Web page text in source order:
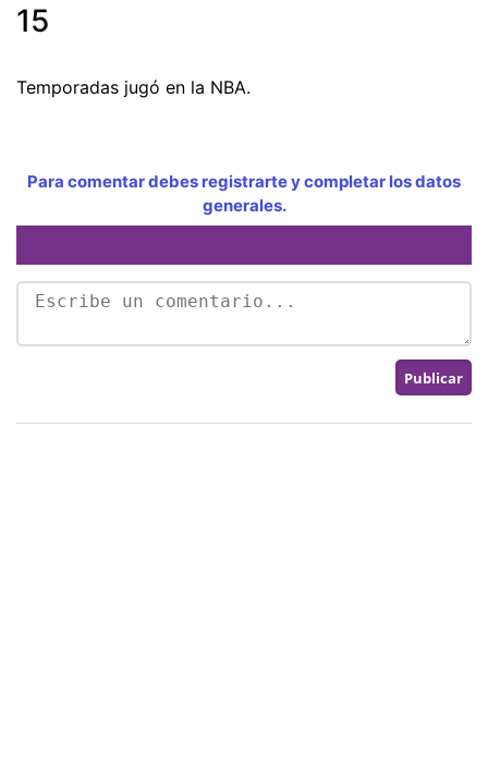
15
Temporadas jugó en la NBA.
Para comentar debes registrarte y completar los datos
generales.